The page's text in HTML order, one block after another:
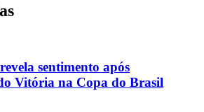
sentimento após
Vitória na Copa do Brasil